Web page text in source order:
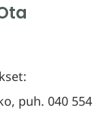
puh. 040 554